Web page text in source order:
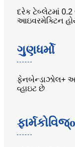
દરેક ટેબ્લેટમાં
આઇવરમેક્ટિન
ગુણધર્મો
ફેનબેન્ડાઝોલ+
વ્હાઇટ છે